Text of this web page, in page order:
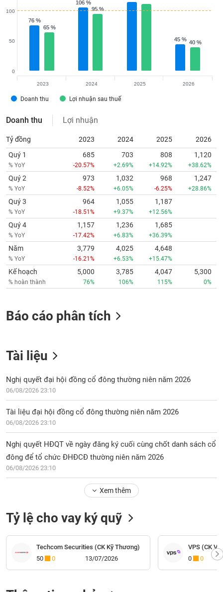
76 %
76 %
106 %
106 %
45 %
45 %
65 %
65 %
95 %
95 %
40 %
40 %
Doanh thu Lợi nhuận sau thuế
0
50
100
2023 2024 2025 2026
Doanh thu Lợi nhuận
Tỷ đồng 2023 2024 2025
2026
Quý 1
% YoY
685
-20.57%
703
+2.69%
808
+14.92%
1,120
+38.62%
Quý 2
% YoY
973
-8.52%
1,032
+6.05%
968
-6.25%
1,247
+28.86%
Quý 3
% YoY
964
-18.51%
1,055
+9.37%
1,187
+12.56%
Quý 4
% YoY
1,157
-17.42%
1,236
+6.83%
1,685
+36.39%
Năm
% YoY
3,779
-16.21%
4,025
+6.53%
4,648
+15.47%
Kế hoạch
% hoàn thành
5,000
76%
3,785
106%
4,047
115%
5,300
0%
Báo cáo phân tích
Tài liệu
Nghị quyết đại hội đồng cổ đông thường niên năm 2026
06/08/2026 23:10
Tài liệu đại hội đồng cổ đông thường niên năm 2026
06/08/2026 23:10
Nghị quyết HĐQT về ngày đăng ký cuối cùng chốt danh sách cổ
đông để tổ chức ĐHĐCĐ thường niên năm 2026
06/08/2026 23:10
Xem thêm
Tỷ lệ cho vay ký quỹ
Techcom Securities (CK Kỹ Thương)
50
0 13/07/2026
VPS (CK
0
0